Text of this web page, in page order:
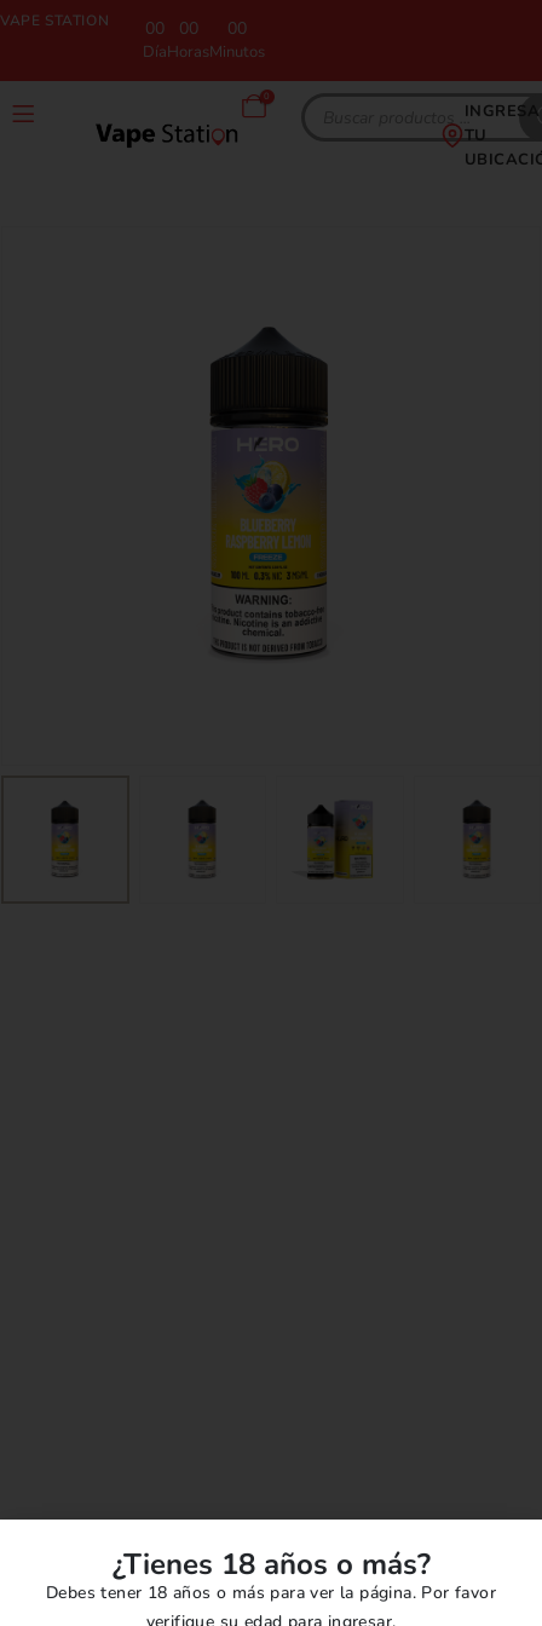
VAPE STATION 00
Día
00
Horas
00
Minutos
0
INGRESA
TU
¿Tienes 18 años o más?
Debes tener 18 años o más para ver la página. Por favor
verifique su edad para ingresar.